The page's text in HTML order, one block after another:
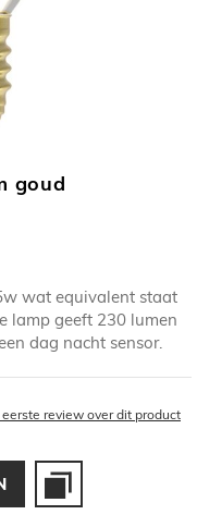
goud
wat equivalent staat
lamp geeft 230 lumen
dag nacht sensor.
review over dit product